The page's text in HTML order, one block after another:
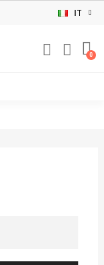
IT